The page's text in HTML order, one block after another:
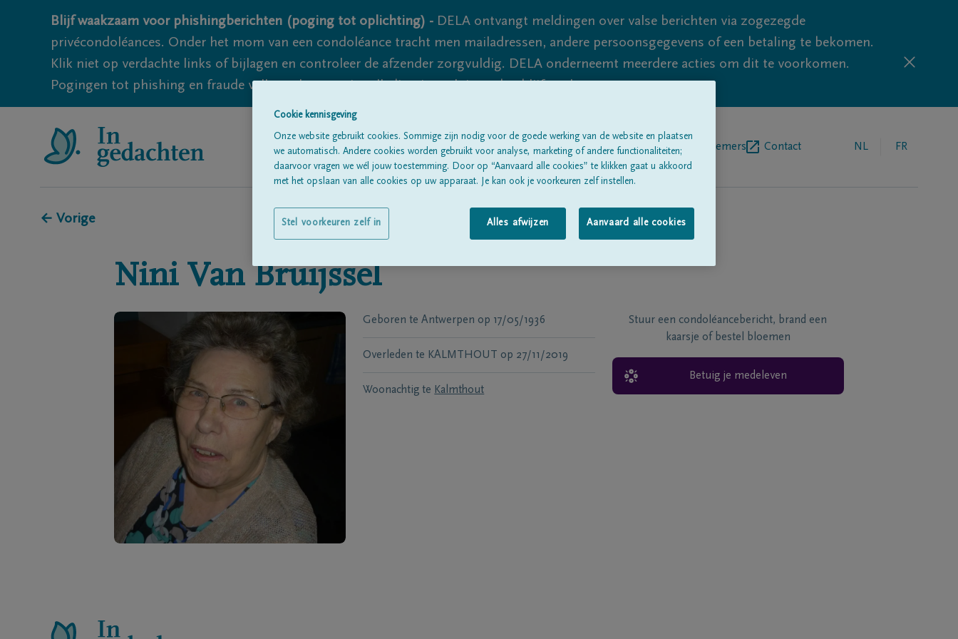
Blijf waakzaam voor phishingberichten (poging tot oplichting) - DELA ontvangt meldingen over valse berichten via zogezegde
privécondoléances. Onder het mom van een condoléance tracht men mailadressen, andere persoonsgegevens of een betaling te bekomen.
Klik niet op verdachte links of bijlagen en controleer de afzender zorgvuldig. DELA onderneemt meerdere acties om dit te voorkomen.
Pogingen tot phishing en fraude vallen echter nooit volledig uit te sluiten, dus blijf waakzaam.
Alle rouwberichtenOver onsBegrafenisondernemers Contact NL FR
← Vorige
Nini Van Bruijssel
Geboren te Antwerpen op 17/05/1936
Overleden te KALMTHOUT op 27/11/2019
Woonachtig te Kalmthout
Stuur een condoléancebericht, brand een
kaarsje of bestel bloemen
Betuig je medeleven
Cookie kennisgeving
Onze website gebruikt cookies. Sommige zijn nodig voor de goede werking van de website en plaatsen
we automatisch. Andere cookies worden gebruikt voor analyse, marketing of andere functionaliteiten;
daarvoor vragen we wél jouw toestemming. Door op “Aanvaard alle cookies” te klikken gaat u akkoord
met het opslaan van alle cookies op uw apparaat. Je kan ook je voorkeuren zelf instellen.
Alles afwijzen Aanvaard alle cookies
Stel voorkeuren zelf in